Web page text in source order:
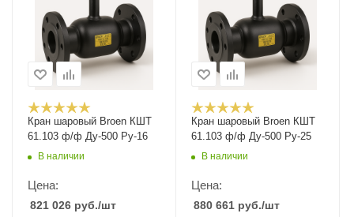
Кран шаровый Broen КШТ
61.103 ф/ф Ду-500 Ру-16
В наличии
Цена:
821 026 руб./шт
Кран шаровый Broen КШТ
61.103 ф/ф Ду-500 Ру-25
В наличии
Цена:
880 661 руб./шт